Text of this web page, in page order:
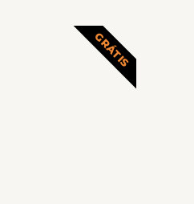
GRÁTIS